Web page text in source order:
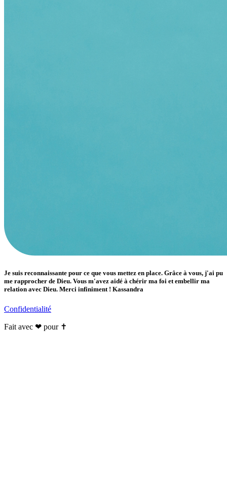
Je suis reconnaissante pour ce que vous mettez en place. Grâce à vous, j'ai pu
me rapprocher de Dieu. Vous m'avez aidé à chérir ma foi et embellir ma
relation avec Dieu. Merci infiniment ! Kassandra
Confidentialité
Fait avec ❤ pour ✝️️